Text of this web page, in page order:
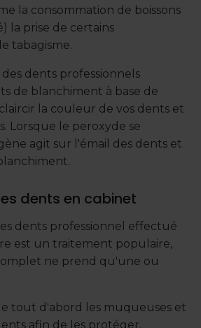
la consommation de boissons
la prise de certains
tabagisme.
dents professionnels
de blanchiment à base de
la couleur de vos dents et
Lorsque le peroxyde se
agit sur l'émail des dents et
dents en cabinet
dents professionnel effectué
est un traitement populaire,
ne prend qu'une ou
tout d'abord les muqueuses et
afin de les protéger.